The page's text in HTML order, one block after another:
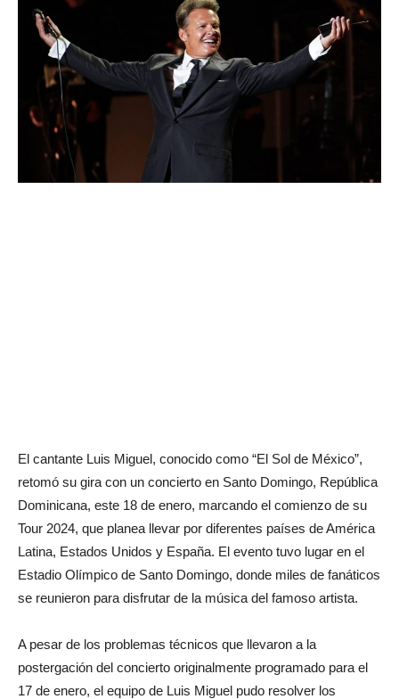
El cantante Luis Miguel, conocido como “El Sol de México”,
retomó su gira con un concierto en Santo Domingo, República
Dominicana, este 18 de enero, marcando el comienzo de su
Tour 2024, que planea llevar por diferentes países de América
Latina, Estados Unidos y España. El evento tuvo lugar en el
Estadio Olímpico de Santo Domingo, donde miles de fanáticos
se reunieron para disfrutar de la música del famoso artista.
A pesar de los problemas técnicos que llevaron a la
postergación del concierto originalmente programado para el
17 de enero, el equipo de Luis Miguel pudo resolver los